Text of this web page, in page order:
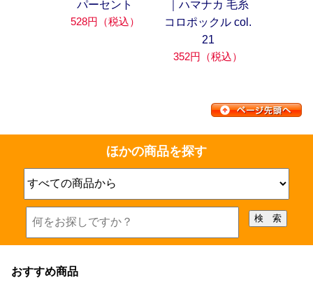
パーセント
528円（税込）
｜ハマナカ 毛糸
コロポックル col.
21
352円（税込）
ほかの商品を探す
おすすめ商品